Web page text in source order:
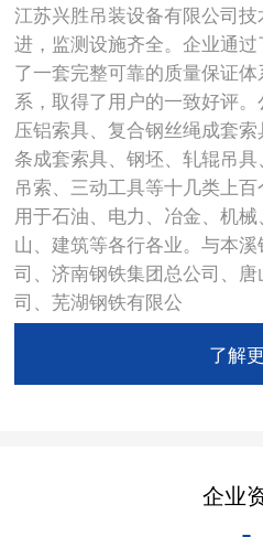
江苏兴胜吊装设备有限公司
进，监测设施齐全。企业通
了一套完整可靠的质量保证
系，取得了用户的一致好评
压铝索具、复合钢丝绳成套
条成套索具、钢坯、轧辊吊
吊索、三动工具等十几类上
用于石油、电力、冶金、机
山、建筑等各行各业。与本
司、济南钢铁集团总公司、
司、芜湖钢铁有限公
了解
企业